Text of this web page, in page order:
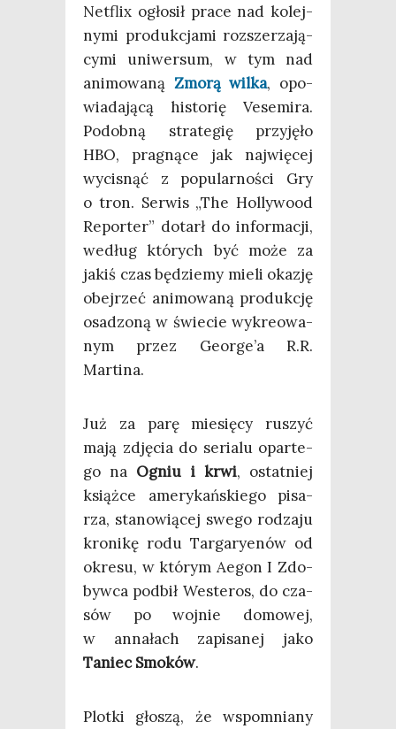
Net­flix ogło­sił pra­ce nad kolej­
ny­mi pro­duk­cja­mi roz­sze­rza­ją­
cy­mi uni­wer­sum, w tym nad
ani­mo­wa­ną Zmo­rą wil­ka, opo­
wia­da­ją­cą histo­rię Vese­mi­ra.
Podob­ną stra­te­gię przy­ję­ło
HBO, pra­gną­ce jak naj­wię­cej
wyci­snąć z popu­lar­no­ści Gry
o tron. Ser­wis „The Hol­ly­wo­od
Repor­ter” dotarł do infor­ma­cji,
według któ­rych być może za
jakiś czas będzie­my mie­li oka­zję
obej­rzeć ani­mo­wa­ną pro­duk­cję
osa­dzo­ną w świe­cie wykre­owa­
nym przez Geo­r­ge­’a R.R.
Martina.
Już za parę mie­się­cy ruszyć
mają zdję­cia do seria­lu opar­te­
go na Ogniu i krwi, ostat­niej
książ­ce ame­ry­kań­skie­go pisa­
rza, sta­no­wią­cej swe­go rodza­ju
kro­ni­kę rodu Tar­ga­ry­enów od
okre­su, w któ­rym Aegon I Zdo­
byw­ca pod­bił Weste­ros, do cza­
sów po woj­nie domo­wej,
w anna­łach zapi­sa­nej jako
Taniec Smo­ków.
Plot­ki gło­szą, że wspo­mnia­ny